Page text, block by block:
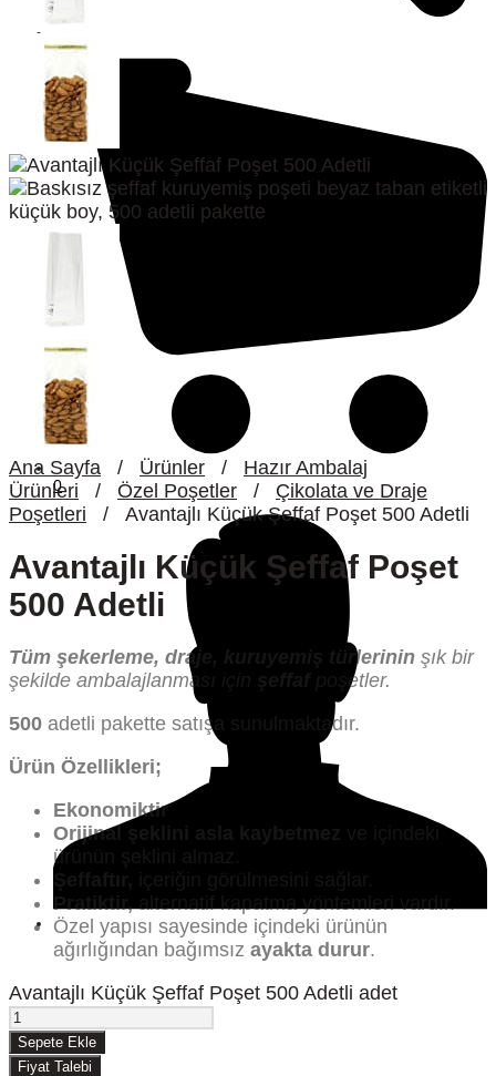
0
Ana Sayfa / Ürünler / Hazır Ambalaj
Ürünleri / Özel Poşetler / Çikolata ve Draje
Poşetleri / Avantajlı Küçük Şeffaf Poşet 500 Adetli
Avantajlı Küçük Şeffaf Poşet
500 Adetli
Tüm şekerleme, draje, kuruyemiş türlerinin şık bir
şekilde ambalajlanması için
poşetler.
500 adetli pakette satışa sunulmaktadır.
Ürün Özellikleri;
Ekonomiktir
Orijinal şeklini asla kaybetmez
ürünün şeklini almaz.
Özel yapısı sayesinde içindeki ürünün
ağırlığından bağımsız ayakta durur.
Avantajlı Küçük Şeffaf Poşet 500 Adetli adet
Sepete Ekle
Fiyat Talebi